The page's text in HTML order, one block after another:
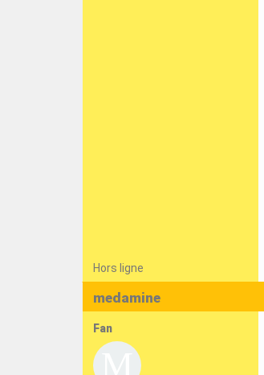
Hors ligne
medamine
Fan